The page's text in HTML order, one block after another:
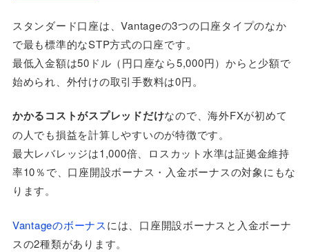
スタンダード口座は、Vantageの3つの口座タイプのなか
で最も標準的なSTP方式の口座です。
最低入金額は50ドル（円口座なら5,000円）からと少額で
始められ、外付けの取引手数料は0円。
かかるコストがスプレッドだけなので、海外FXが初めて
の人でも損益を計算しやすいのが特徴です。
最大レバレッジは1,000倍、ロスカット水準は証拠金維持
率10％で、口座開設ボーナス・入金ボーナスの対象にもな
ります。
Vantageのボーナスには、口座開設ボーナスと入金ボーナ
スの2種類があります。